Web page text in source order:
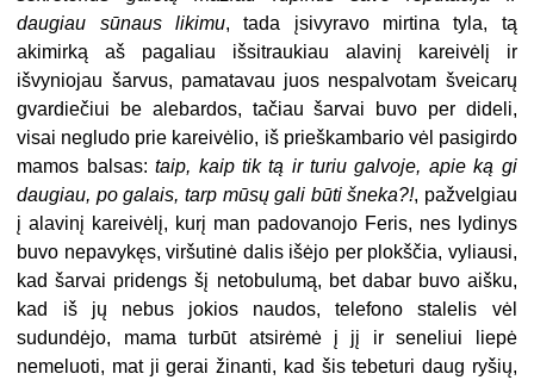
daugiau sūnaus likimu, tada įsivyravo mirtina tyla, tą
akimirką aš pagaliau išsitraukiau alavinį kareivėlį ir
išvyniojau šarvus, pamatavau juos nespalvotam šveicarų
gvardiečiui be alebardos, tačiau šarvai buvo per dideli,
visai negludo prie kareivėlio, iš prieškambario vėl pasigirdo
mamos balsas:taip, kaip tik tą ir turiu galvoje, apie ką gi
daugiau, po galais, tarp mūsų gali būti šneka?!, pažvelgiau
į alavinį kareivėlį, kurį man padovanojo Feris, nes lydinys
buvo nepavykęs, viršutinė dalis išėjo per plokščia, vyliausi,
kad šarvai pridengs šį netobulumą, bet dabar buvo aišku,
kad iš jų nebus jokios naudos, telefono stalelis vėl
sudundėjo, mama turbūt atsirėmė į jį ir seneliui liepė
nemeluoti, mat ji gerai žinanti, kad šis tebeturi daug ryšių,